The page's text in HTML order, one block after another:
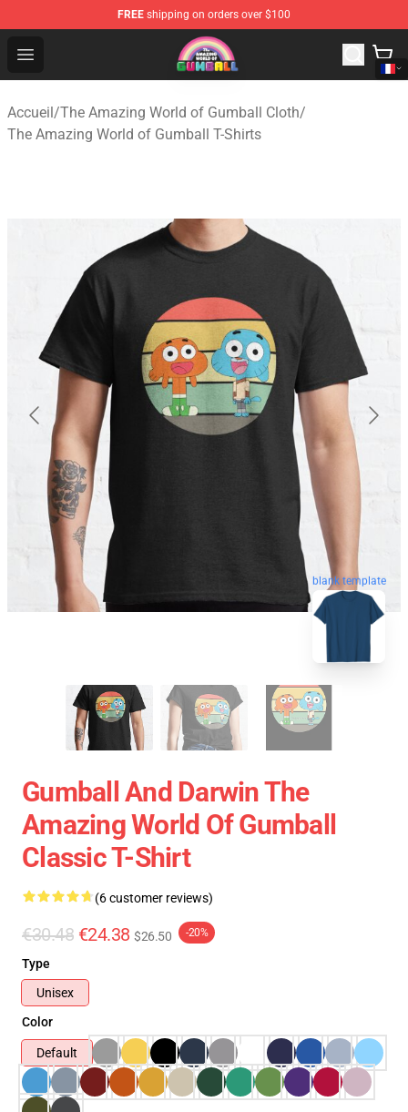
FREE shipping on orders over $100
Open menu
The Amazing World of Gumball Store - Official The
Accueil/The Amazing World of Gumball Cloth/
The Amazing World of Gumball T-Shirts
blank template
Gumball And Darwin The
Amazing World Of Gumball
Classic T-Shirt
(6 customer reviews)
€30.48 €24.38 $26.50 -20%
Type
Unisex
Color
Default